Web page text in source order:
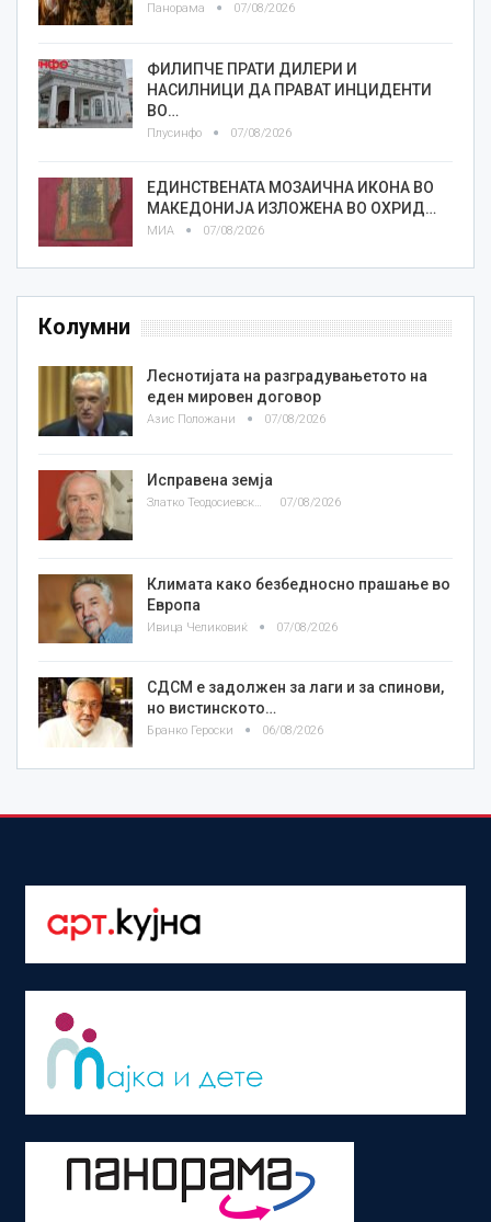
Панорама 07/08/2026
ФИЛИПЧЕ ПРАТИ ДИЛЕРИ И
НАСИЛНИЦИ ДА ПРАВАТ ИНЦИДЕНТИ
ВО…
Плусинфо 07/08/2026
ЕДИНСТВЕНАТА МОЗАИЧНА ИКОНА ВО
МАКЕДОНИЈА ИЗЛОЖЕНА ВО ОХРИД…
МИА 07/08/2026
Колумни
Леснотијата на разградувањетото на
еден мировен договор
Азис Положани 07/08/2026
Исправена земја
Златко Теодосиевски 07/08/2026
Климата како безбедносно прашање во
Европа
Ивица Челиковиќ 07/08/2026
СДСМ е задолжен за лаги и за спинови,
но вистинското…
Бранко Героски 06/08/2026